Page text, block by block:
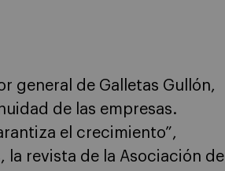
general de Galletas Gullón,
de las empresas.
el crecimiento”,
revista de la Asociación de